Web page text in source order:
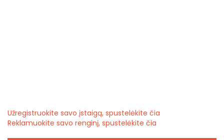
Užregistruokite savo įstaigą, spustelėkite čia
Reklamuokite savo renginį, spustelėkite čia